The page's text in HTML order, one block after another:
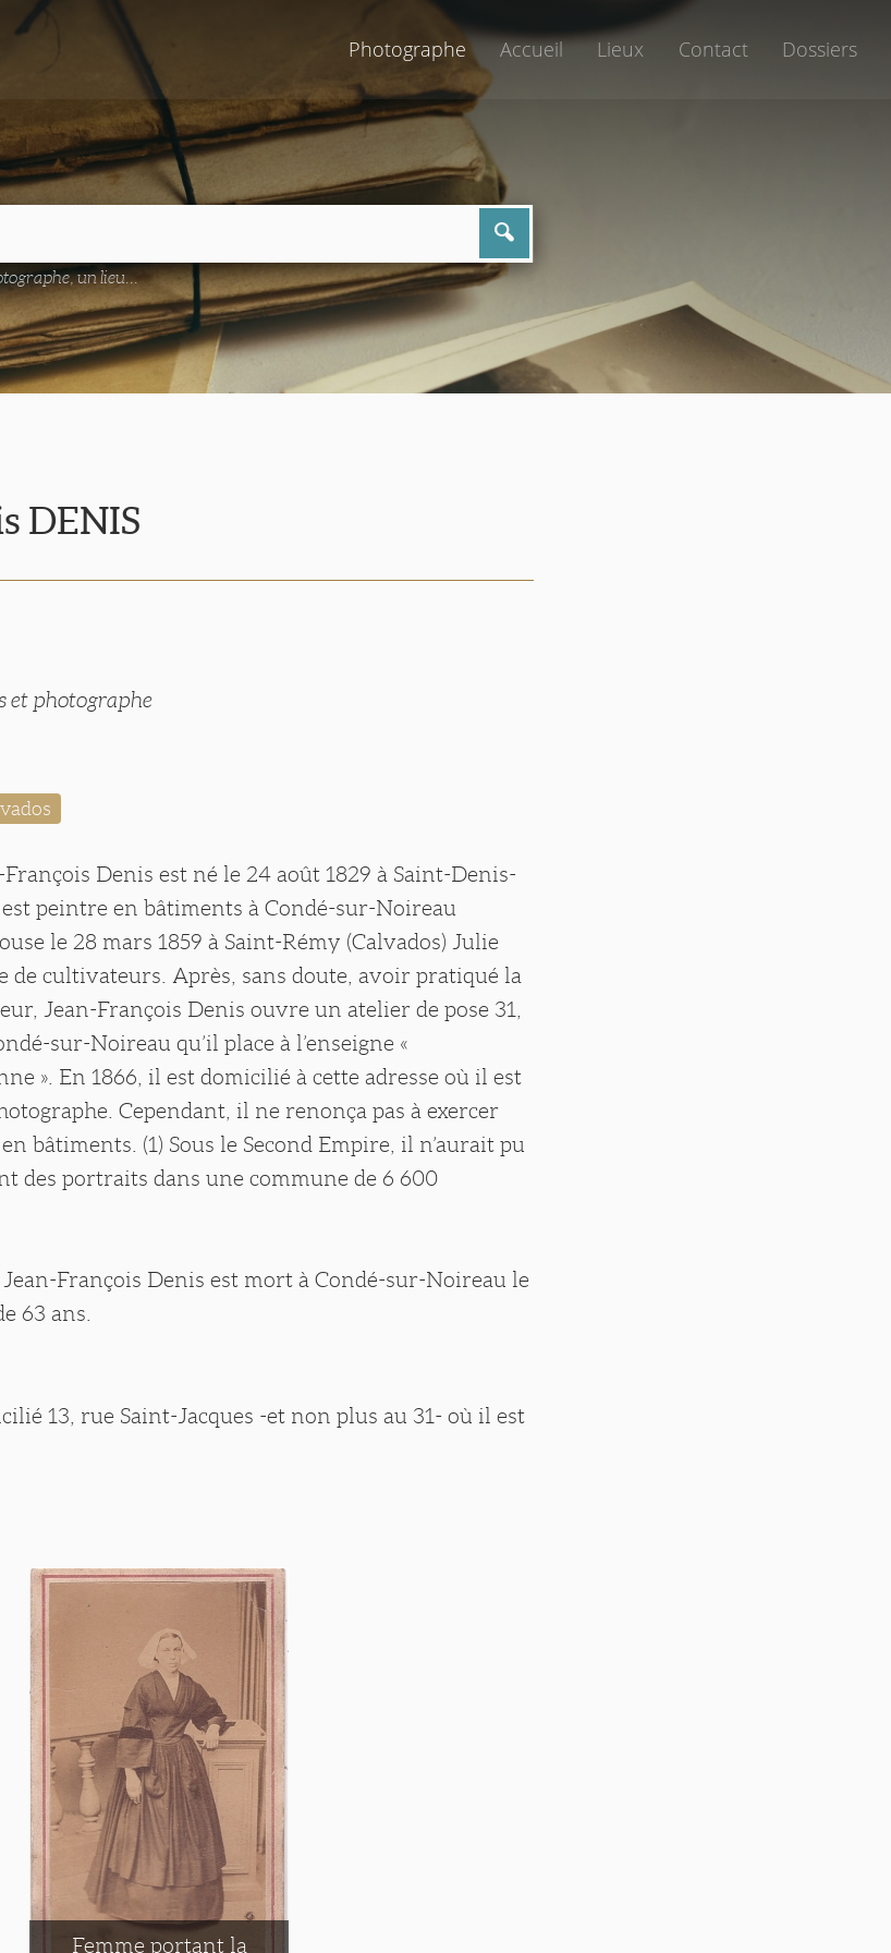
Photographe Accueil Lieux Contact Dossiers
un lieu...
DENIS
et photographe
François Denis est né le 24 août 1829 à Saint-Denis-
peintre en bâtiments à Condé-sur-Noireau
le 28 mars 1859 à Saint-Rémy (Calvados) Julie
de cultivateurs. Après, sans doute, avoir pratiqué la
Jean-François Denis ouvre un atelier de pose 31,
sur-Noireau qu’il place à l’enseigne «
». En 1866, il est domicilié à cette adresse où il est
Cependant, il ne renonça pas à exercer
bâtiments. (1) Sous le Second Empire, il n’aurait pu
des portraits dans une commune de 6 600
François Denis est mort à Condé-sur-Noireau le
63 ans.
13, rue Saint-Jacques -et non plus au 31- où il est
Femme portant la